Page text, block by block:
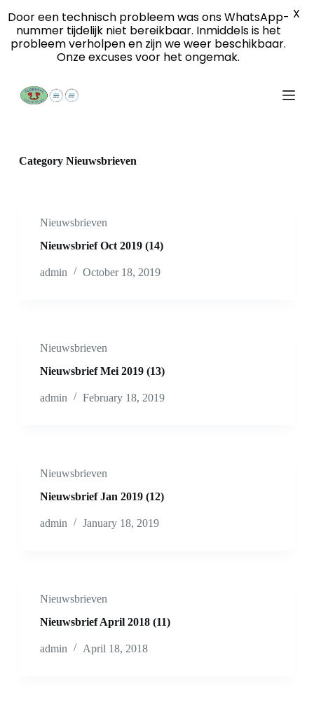
S
k
p
CategoryNieuwsbrieven
Nieuwsbrieven
Nieuwsbrief Oct 2019 (14)
admin October 18, 2019
Nieuwsbrieven
Nieuwsbrief Mei 2019 (13)
admin February 18, 2019
Nieuwsbrieven
Nieuwsbrief Jan 2019 (12)
admin January 18, 2019
Nieuwsbrieven
Nieuwsbrief April 2018 (11)
admin April 18, 2018
Door een technisch probleem was ons WhatsApp-
nummer tijdelijk niet bereikbaar. Inmiddels is het
probleem verholpen en zijn we weer beschikbaar.
Onze excuses voor het ongemak.
X